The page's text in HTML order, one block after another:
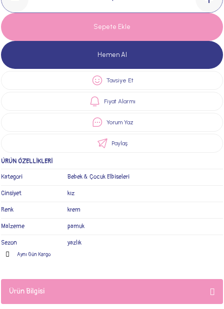
Sepete Ekle
Hemen Al
Tavsiye Et
Fiyat Alarmı
Yorum Yaz
Paylaş
ÜRÜN ÖZELLİKLERİ
Kategori Bebek & Çocuk Elbiseleri
Cinsiyet kız
Renk krem
Malzeme pamuk
Sezon yazlık
Aynı Gün Kargo
Ürün Bilgisi